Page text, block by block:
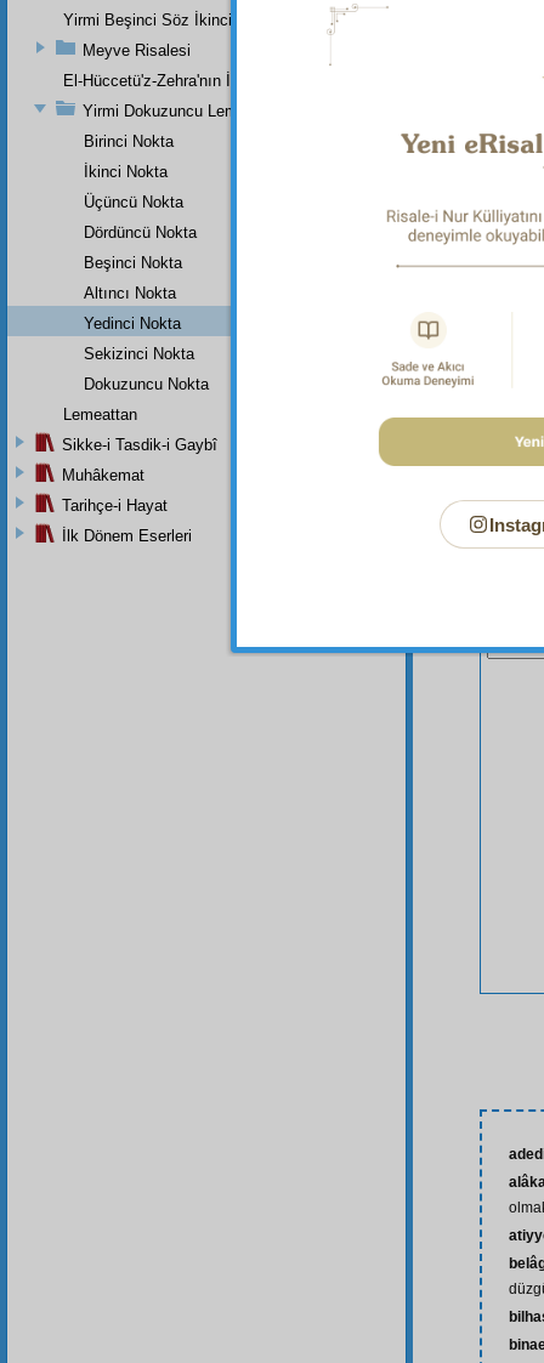
Dipnot-1
"Yerde
Yirmi Beşinci Söz İkinci Cilve
Meyve Risalesi
El-Hüccetü'z-Zehra'nın İkinci Makamı
Yirmi Dokuzuncu Lem'a İkinci Bab
Birinci Nokta
İkinci Nokta
Üçüncü Nokta
Dördüncü Nokta
Beşinci Nokta
Altıncı Nokta
Yedinci Nokta
Sekizinci Nokta
Dokuzuncu Nokta
Lemeattan
Sikke-i Tasdik-i Gaybî
Muhâkemat
Tarihçe-i Hayat
İlk Dönem Eserleri